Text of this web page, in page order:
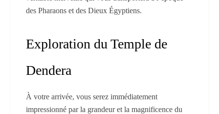
des Pharaons et des Dieux Égyptiens.
Exploration du Temple de
Dendera
À votre arrivée, vous serez immédiatement
impressionné par la grandeur et la magnificence du